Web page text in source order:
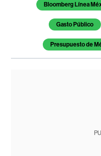
Bloomberg Línea
Gasto Público
Presupuesto de